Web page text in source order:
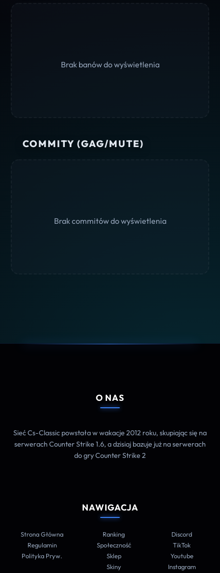
Brak banów do wyświetlenia
COMMITY (GAG/MUTE)
Brak commitów do wyświetlenia
O NAS
Sieć Cs-Classic powstała w wakacje 2012 roku, skupiając się na
serwerach Counter Strike 1.6, a dzisiaj bazuje już na serwerach
do gry Counter Strike 2
NAWIGACJA
Strona Główna
Regulamin
Polityka Pryw.
Ranking
Społeczność
Sklep
Skiny
Discord
TikTok
Youtube
Instagram